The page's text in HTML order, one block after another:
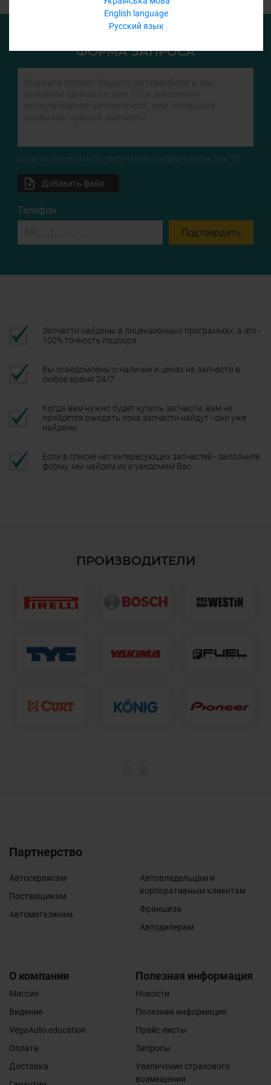
English language
Русский язык
ФОРМА ЗАПРОСА
Если не заполнить по умолчанию найдем список для ТО
Добавить файл
Телефон
Подтвердить
Запчасти найдены в лицензионных программах, а это -
100% точность подбора
Вы осведомлены о наличии и ценах на запчасти в
любое время 24/7
Когда вам нужно будет купить запчасти, вам не
прийдется ожидать пока запчасти найдут - они уже
найдены
Если в списке нет интересующих запчастей - заполните
форму, мы найдем их и уведомим Вас
ПРОИЗВОДИТЕЛИ
Партнерство
Автосервисам
Поставщикам
Автомагазинам
Автовладельцам и
корпоративным клиентам
Франшиза
Автодилерам
О компании
Миссия
Видение
VegaAuto education
Оплата
Доставка
Полезная информация
Новости
Полезная информация
Прайс листы
Запросы
Увеличение страхового
возмещения